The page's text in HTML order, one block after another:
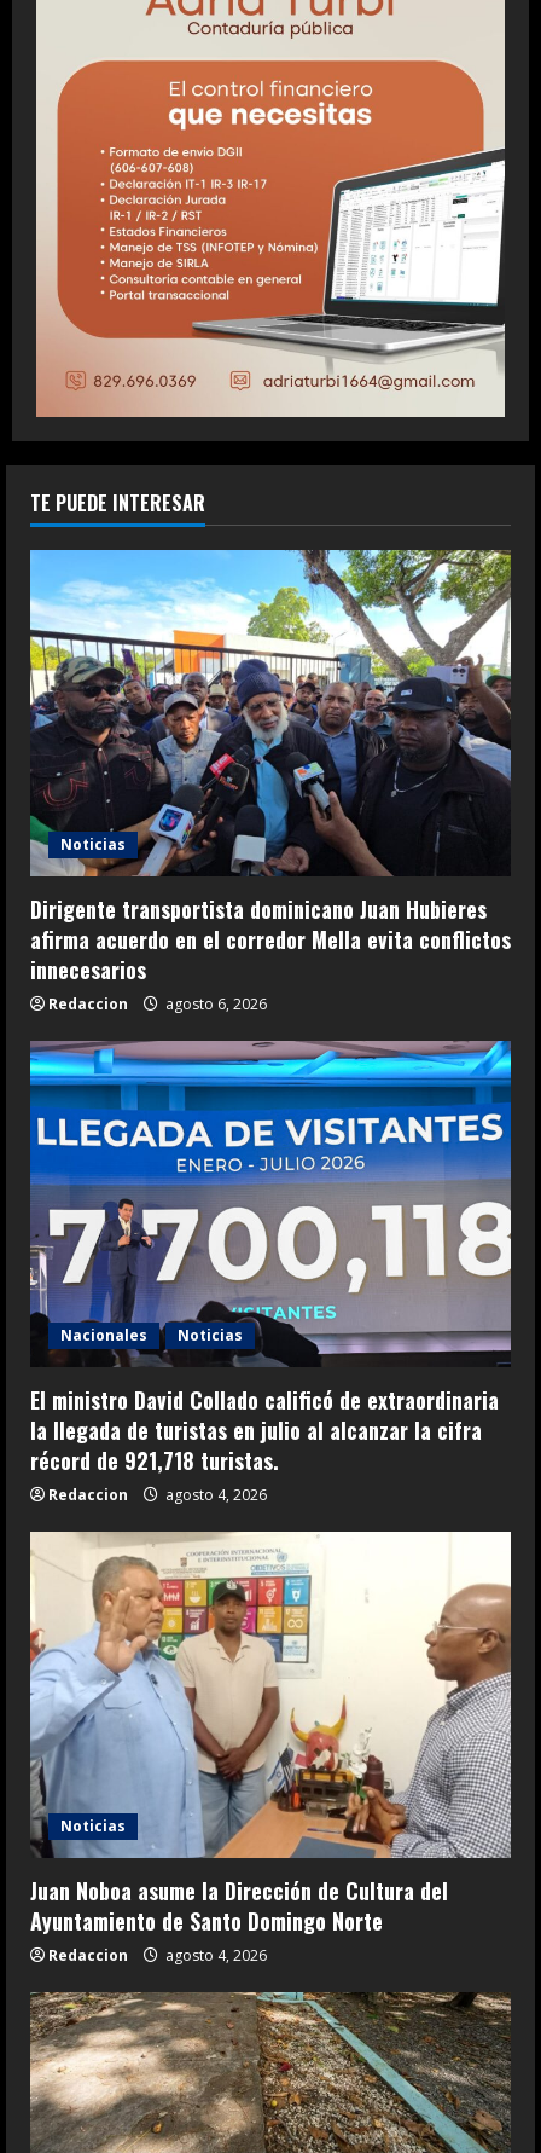
TE PUEDE INTERESAR
Noticias
Dirigente transportista dominicano Juan Hubieres
afirma acuerdo en el corredor Mella evita conflictos
innecesarios
Redaccion agosto 6, 2026
Nacionales Noticias
El ministro David Collado calificó de extraordinaria
la llegada de turistas en julio al alcanzar la cifra
récord de 921,718 turistas.
Redaccion agosto 4, 2026
Noticias
Juan Noboa asume la Dirección de Cultura del
Ayuntamiento de Santo Domingo Norte
Redaccion agosto 4, 2026